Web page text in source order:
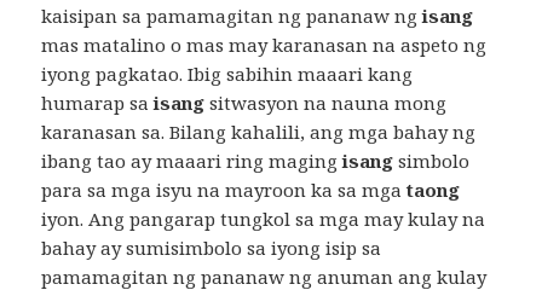
kaisipan sa pamamagitan ng pananaw ngisang
mas matalino o mas may karanasan na aspeto ng
iyong pagkatao. Ibig sabihin maaari kang
humarap saisang sitwasyon na nauna mong
karanasan sa. Bilang kahalili, ang mga bahay ng
ibang tao ay maaari ring magingisang simbolo
para sa mga isyu na mayroon ka sa mgataong
iyon. Ang pangarap tungkol sa mga may kulay na
bahay ay sumisimbolo sa iyong isip sa
pamamagitan ng pananaw ng anuman ang kulay